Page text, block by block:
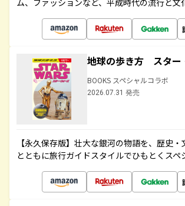
ム、ファッションなど、平成時代の流行と文
地球の歩き方 スター
BOOKS スペシャルコラボ
2026.07.31 発売
【永久保存版】壮大な銀河の物語を、歴史
とともに旅行ガイドスタイルでひもとくスペ